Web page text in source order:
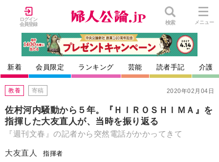
ログイン
会員登録
検索 メニュー
新着 会員限定 ランキング 芸能 読者手記 介護
2020年02月04日
教養 寄稿
佐村河内騒動から５年。『ＨＩＲＯＳＨＩＭＡ』を
指揮した大友直人が、当時を振り返る
『週刊文春』の記者から突然電話がかかってきて
大友直人 指揮者